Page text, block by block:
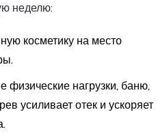
неделю:
косметику на место
физические нагрузки, баню,
усиливает отек и ускоряет